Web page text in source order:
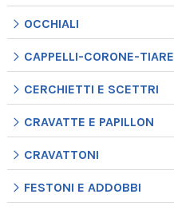
OCCHIALI
CAPPELLI-CORONE-TIARE
CERCHIETTI E SCETTRI
CRAVATTE E PAPILLON
CRAVATTONI
FESTONI E ADDOBBI